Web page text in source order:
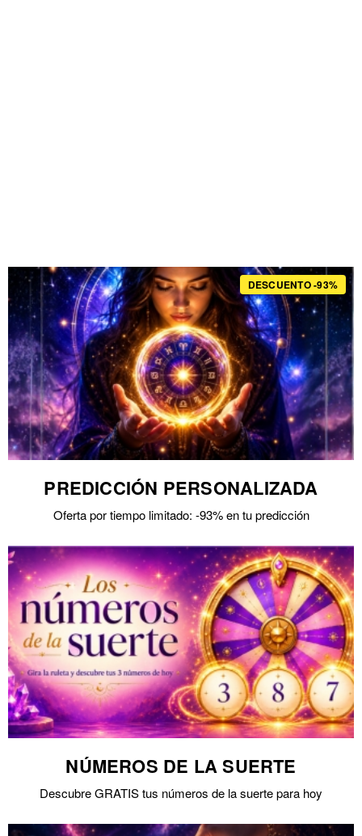
DESCUENTO -93%
PREDICCIÓN PERSONALIZADA
Oferta por tiempo limitado: -93% en tu predicción
NÚMEROS DE LA SUERTE
Descubre GRATIS tus números de la suerte para hoy